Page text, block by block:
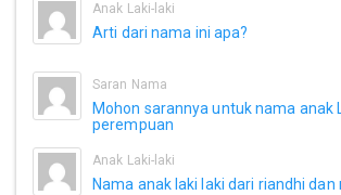
Anak Laki-laki
Arti dari nama ini apa?
Saran Nama
Mohon sarannya untuk nama anak
perempuan
Anak Laki-laki
Nama anak laki laki dari riandhi